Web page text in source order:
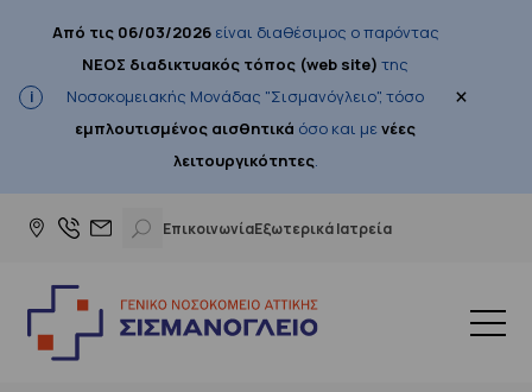
Από τις 06/03/2026είναι διαθέσιμος ο παρόντας
ΝΕΟΣ διαδικτυακός τόπος (web site) της
Νοσοκομειακής Μονάδας "Σισμανόγλειο", τόσο
εμπλουτισμένος αισθητικά όσο και μενέες
λειτουργικότητες.
×
ΕπικοινωνίαΕξωτερικά Ιατρεία